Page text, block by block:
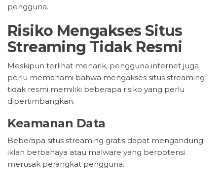
pengguna.
Risiko Mengakses Situs
Streaming Tidak Resmi
Meskipun terlihat menarik, pengguna internet juga
perlu memahami bahwa mengakses situs streaming
tidak resmi memiliki beberapa risiko yang perlu
dipertimbangkan.
Keamanan Data
Beberapa situs streaming gratis dapat mengandung
iklan berbahaya atau malware yang berpotensi
merusak perangkat pengguna.